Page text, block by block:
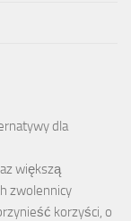
dla
większą
zwolennicy
korzyści, o